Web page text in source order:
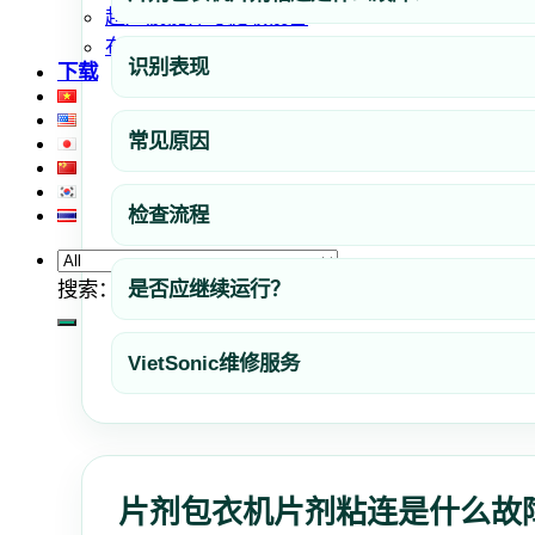
超声波搅拌与提取设备
布袋生产设备
下载
搜索：
识别表现
常见原因
检查流程
是否应继续运行？
VietSonic维修服务
片剂包衣机片剂粘连是什么故